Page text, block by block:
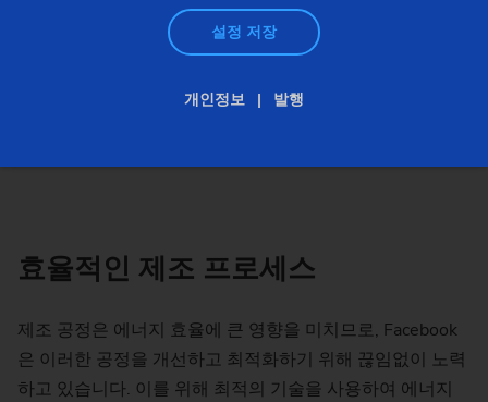
효율적인 제조 프로세스
제조 공정은 에너지 효율에 큰 영향을 미치므로, Facebook
은 이러한 공정을 개선하고 최적화하기 위해 끊임없이 노력
하고 있습니다. 이를 위해 최적의 기술을 사용하여 에너지
설정 저장
개인정보 발행